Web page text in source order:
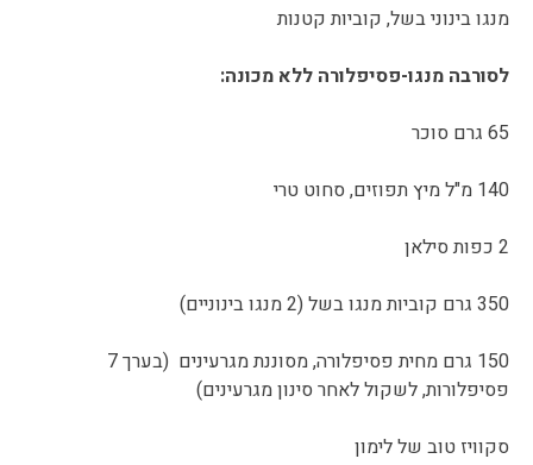
מנגו בינוני בשל, קוביות קטנות
לסורבה מנגו-פסיפלורה ללא מכונה:
65 גרם סוכר
140 מ"ל מיץ תפוזים, סחוט טרי
2 כפות סילאן
350 גרם קוביות מנגו בשל (2 מנגו בינוניים)
150 גרם מחית פסיפלורה, מסוננת מגרעינים (בערך 7
פסיפלורות, לשקול לאחר סינון מגרעינים)
סקוויז טוב של לימון